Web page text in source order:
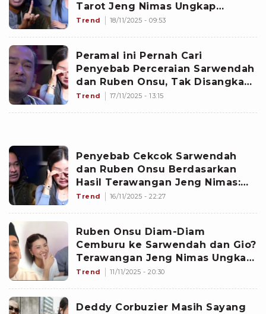
Tarot Jeng Nimas Ungkap
Tanda-Tandanya
Trend 18/11/2025 - 09:53
Peramal ini Pernah Cari
Penyebab Perceraian Sarwendah
dan Ruben Onsu, Tak Disangka
Aslinya Pisah karena...
Trend 17/11/2025 - 13:15
Penyebab Cekcok Sarwendah
dan Ruben Onsu Berdasarkan
Hasil Terawangan Jeng Nimas:
Trik Marketing dari â¦
Trend 16/11/2025 - 22:27
Ruben Onsu Diam-Diam
Cemburu ke Sarwendah dan Gio?
Terawangan Jeng Nimas Ungkap
Perasaan Sebenarnya
Trend 11/11/2025 - 20:30
Deddy Corbuzier Masih Sayang